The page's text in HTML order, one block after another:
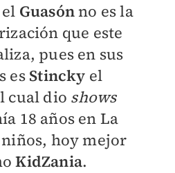
Guasónno es la
que este
pues en sus
es Stincky el
cual dio shows
18 años en La
hoy mejor
KidZania.